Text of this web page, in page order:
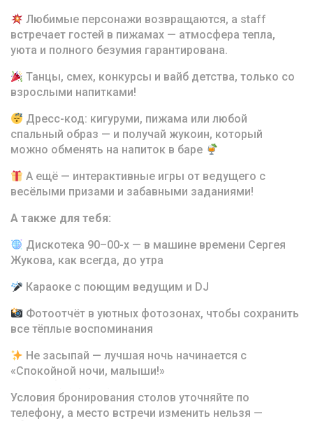
Любимые персонажи возвращаются, а staff
встречает гостей в пижамах — атмосфера тепла,
уюта и полного безумия гарантирована.
Танцы, смех, конкурсы и вайб детства, только со
взрослыми напитками!
Дресс-код: кигуруми, пижама или любой
спальный образ — и получай жукоин, который
можно обменять на напиток в баре
А ещё — интерактивные игры от ведущего с
весёлыми призами и забавными заданиями!
А также для тебя:
Дискотека 90–00-х — в машине времени Сергея
Жукова, как всегда, до утра
Караоке с поющим ведущим и DJ
Фотоотчёт в уютных фотозонах, чтобы сохранить
все тёплые воспоминания
Не засыпай — лучшая ночь начинается с
«Спокойной ночи, малыши!»
Условия бронирования столов уточняйте по
телефону, а место встречи изменить нельзя —